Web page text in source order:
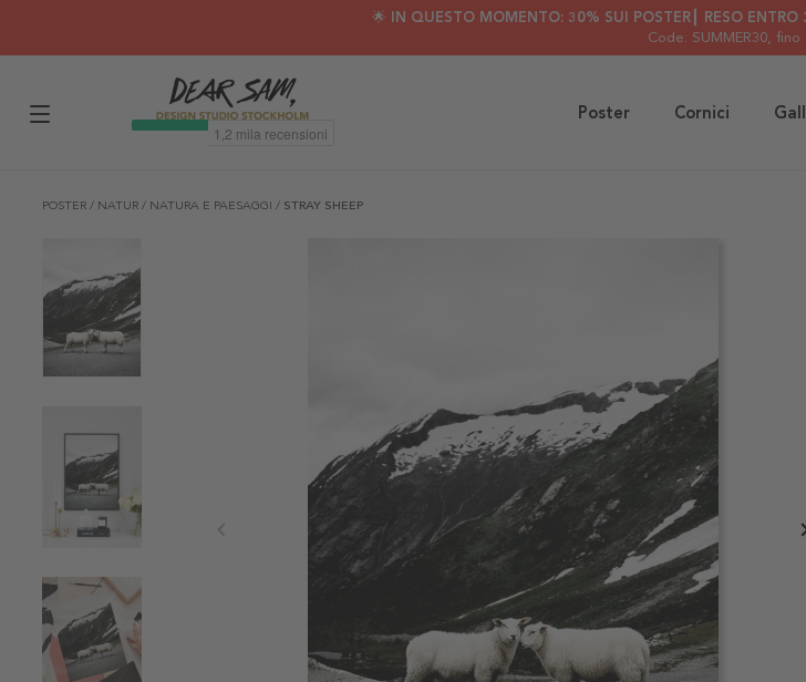
🌟 IN QUESTO MOMENTO: 30% SUI POSTER┃ RESO
Code: SUMMER30, fino
Poster Cornici
POSTER / NATUR / NATURA E PAESAGGI / STRAY SHEEP